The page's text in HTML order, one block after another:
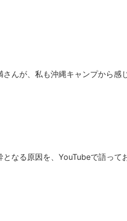
さんが、私も沖縄キャンプから感
となる原因を、YouTubeで語って